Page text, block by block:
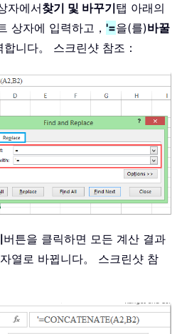
자에서찾기 및 바꾸기탭 아래의
상자에 입력하고， '=을(를)바꿀
니다。 스크린샷 참조：
버튼을 클릭하면 모든 계산 결과
열로 바뀝니다。 스크린샷 참